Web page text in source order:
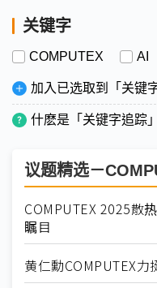
关键字
COMPUTEX AI
加入已选取到「关键
什麽是「关键字追踪」
议题精选－
COMPUTEX 2025散
瞩目
黄仁勳COMPUTEX